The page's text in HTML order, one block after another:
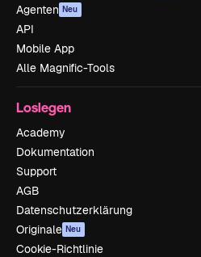
Agenten Neu
API
Mobile App
Alle Magnific-Tools
Loslegen
Academy
Dokumentation
Support
AGB
Datenschutzerklärung
Originale Neu
Cookie-Richtlinie